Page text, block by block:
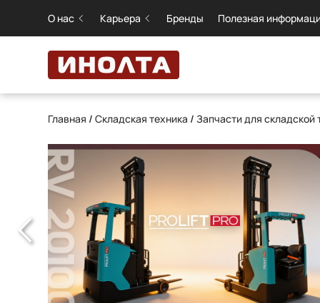
О нас Карьера Бренды Полезная
Главная /Складская техника /Запчасти для складской